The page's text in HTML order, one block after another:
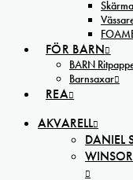
FÖR BARN
BARN
Barnsaxar
REA
AKVARELL
DANIEL